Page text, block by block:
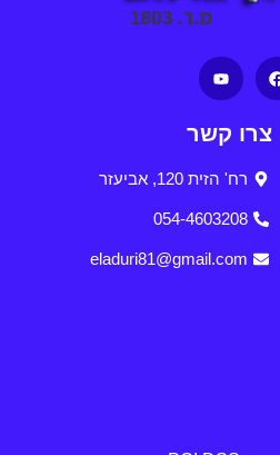
צרו קשר
רח' הזית 120, אביעזר
054-4603208
eladuri81@gmail.com